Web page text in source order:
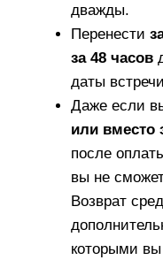
дважды.
Перенести
за 48 часов
даты
Даже если
или вместо
после
вы не
Возврат
которыми вы